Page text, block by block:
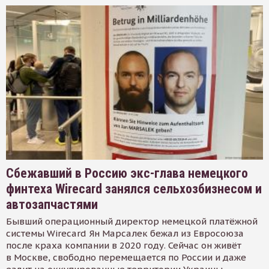
Сбежавший в Россию экс-глава немецкого
финтеха Wirecard занялся сельхозбизнесом и
автозапчастями
Бывший операционный директор немецкой платёжной
системы Wirecard Ян Марсалек бежал из Евросоюза
после краха компании в 2020 году. Сейчас он живёт
в Москве, свободно перемещается по России и даже